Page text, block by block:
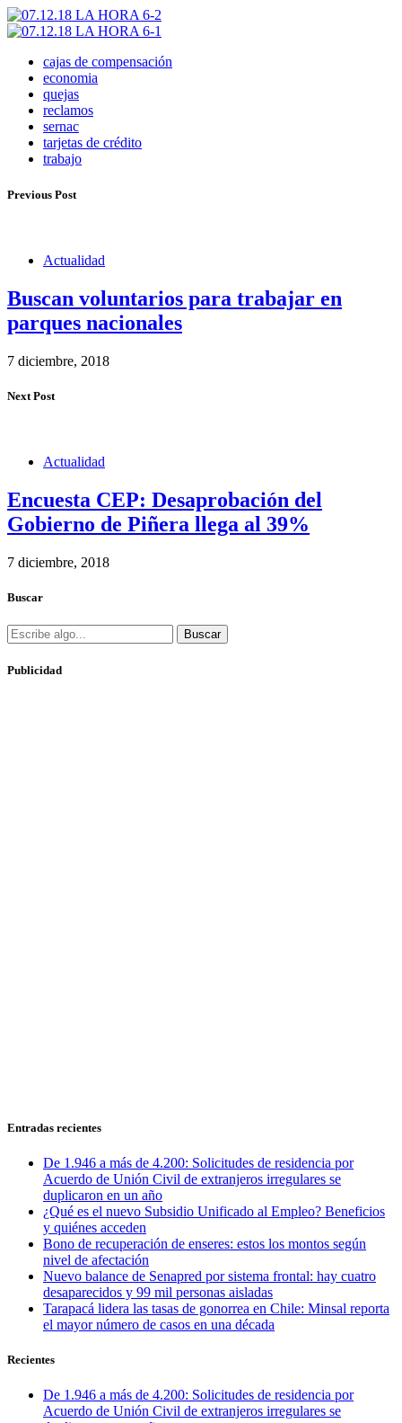
cajas de compensación
economia
quejas
reclamos
sernac
tarjetas de crédito
trabajo
Previous Post
Actualidad
Buscan voluntarios para trabajar en
parques nacionales
7 diciembre, 2018
Next Post
Actualidad
Encuesta CEP: Desaprobación del
Gobierno de Piñera llega al 39%
7 diciembre, 2018
Buscar
Buscar
Publicidad
Entradas recientes
De 1.946 a más de 4.200: Solicitudes de residencia por
Acuerdo de Unión Civil de extranjeros irregulares se
duplicaron en un año
¿Qué es el nuevo Subsidio Unificado al Empleo? Beneficios
y quiénes acceden
Bono de recuperación de enseres: estos los montos según
nivel de afectación
Nuevo balance de Senapred por sistema frontal: hay cuatro
desaparecidos y 99 mil personas aisladas
Tarapacá lidera las tasas de gonorrea en Chile: Minsal reporta
el mayor número de casos en una década
Recientes
De 1.946 a más de 4.200: Solicitudes de residencia por
Acuerdo de Unión Civil de extranjeros irregulares se